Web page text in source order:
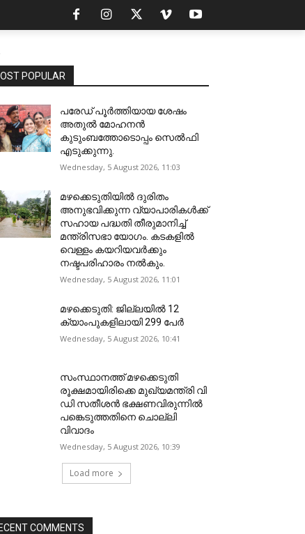
POPULAR
പരേഡ് പൂര്‍ത്തിയായ ശേഷം
അതുൽ മോഹനൻ
കുടുംബത്തോടൊപ്പം സെൽഫി
എടുക്കുന്നു.
Wednesday, 5 August 2026, 11:03
മഴക്കെടുതിയിൽ ദുരിതം
അനുഭവിക്കുന്ന വ്യാപാരികൾക്ക്
സഹായ പദ്ധതി തീരുമാനിച്ച്
മന്ത്രിസഭാ യോഗം. കടകളിൽ
വെള്ളം കയറിയവർക്കും
നഷ്ടപരിഹാരം നൽകും.
Wednesday, 5 August 2026, 11:01
മഴക്കെടുതി: ജില്ലയിൽ 12
ക്യാംപുകളിലായി 299 പേർ
Wednesday, 5 August 2026, 10:41
സംസ്ഥാനത്ത് മഴക്കെടുതി
രൂക്ഷമായിരിക്കെ മുഖ്യമന്ത്രി വി
ഡി സതീശന്‍ ഭക്ഷണവിരുന്നില്‍
പങ്കെടുത്തതിനെ ചൊല്ലി
വിവാദം
Wednesday, 5 August 2026, 10:39
Load more
COMMENTS